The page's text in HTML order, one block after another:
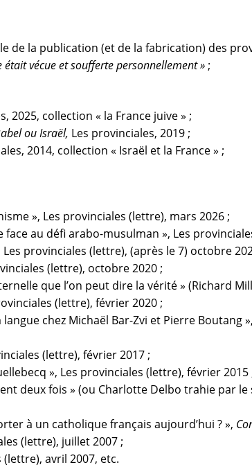
de la publication (et de la fabrication) des
vécue et soufferte personnellement » ;
2025, collection « la France juive » ;
ou Israël, Les provinciales, 2019 ;
2014, collection « Israël et la France » ;
», Les provinciales (lettre), mars 2026 ;
face au défi arabo-musulman », Les
Les provinciales (lettre), (après le 7) octobre
(lettre), octobre 2020 ;
que l’on peut dire la vérité » (Richard
(lettre), février 2020 ;
chez Michaël Bar-Zvi et Pierre Boutang»,
(lettre), février 2017 ;
», Les provinciales (lettre), février 2015
deux fois » (ou Charlotte Delbo trahie par
à un catholique français aujourd’hui ? »,
(lettre), juillet 2007 ;
avril 2007, etc.